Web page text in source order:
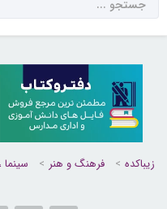
زیباکده فرهنگ و هنر سینما